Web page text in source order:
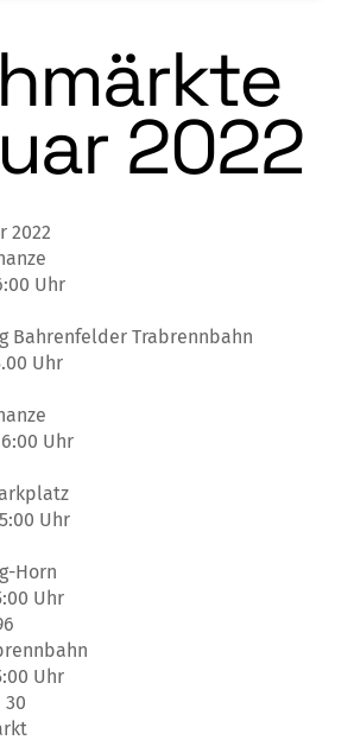
2022
2022
Uhr
Bahrenfelder Trabrennbahn
Uhr
Uhr
Uhr
Horn
Uhr
Uhr
30